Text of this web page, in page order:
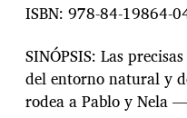
ISBN: 978-84-19864-
SINÓPSIS: Las
del entorno natural y
rodea a Pablo y Nela